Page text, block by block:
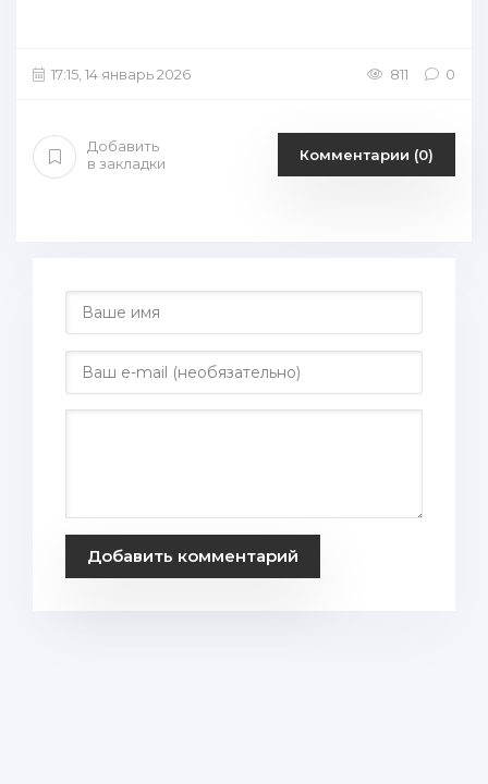
17:15, 14 январь 2026 811 0
Добавить
в закладки
Комментарии (0)
Добавить комментарий